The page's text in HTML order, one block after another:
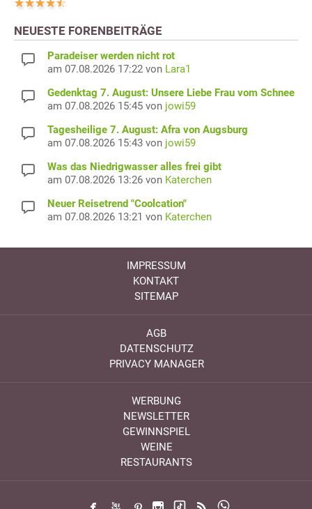
NEUESTE FORENBEITRÄGE
Paradeiser werden nicht rot
am 07.08.2026 17:22 von Lara1
Gedenktag 7. August: Unsere Liebe Frau vom Schnee
am 07.08.2026 15:45 von jowi59
Tagesheilige 7. August: Afra von Augsburg
am 07.08.2026 15:43 von jowi59
Was das Niedrigwasser alles frei gibt
am 07.08.2026 13:26 von Katerchen
Neuer Reisetrend "Coolcation"
am 07.08.2026 13:21 von Katerchen
IMPRESSUM
KONTAKT
SITEMAP
AGB
DATENSCHUTZ
PRIVACY MANAGER
WERBUNG
NEWSLETTER
GEWINNSPIEL
WEINE
RESTAURANTS